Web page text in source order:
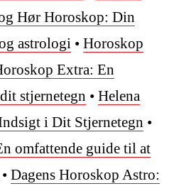
Hør Horoskop: Din
astrologi • Horoskop
Extra: En
stjernetegn • Helena
i Dit Stjernetegn •
omfattende guide til at
• Dagens Horoskop Astro: